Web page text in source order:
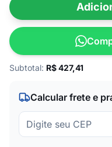
Subtotal: R$427,41
Calcular frete e